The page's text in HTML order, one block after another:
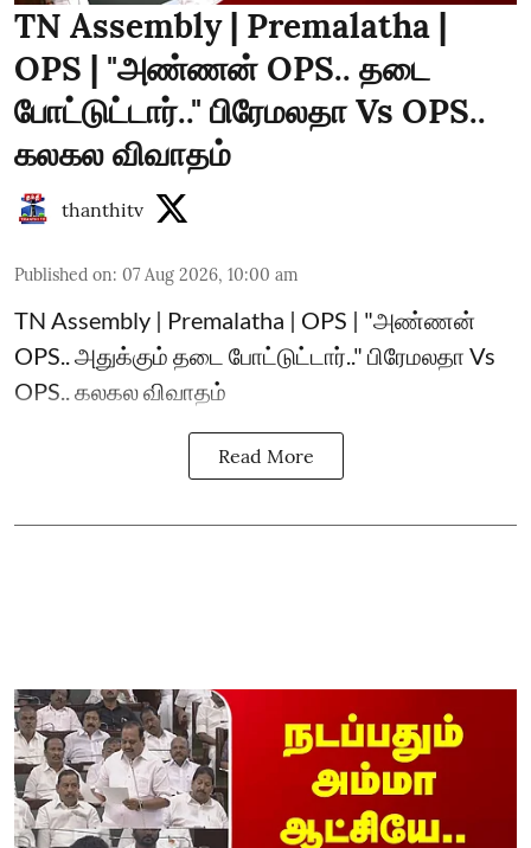
TN Assembly | Premalatha |
OPS | "அண்ணன் OPS.. தடை
போட்டுட்டார்.." பிரேமலதா Vs OPS..
கலகல விவாதம்
thanthitv
Published on: 07 Aug 2026, 10:00 am
TN Assembly | Premalatha | OPS | "அண்ணன்
OPS.. அதுக்கும் தடை போட்டுட்டார்.." பிரேமலதா Vs
OPS.. கலகல விவாதம்
Read More